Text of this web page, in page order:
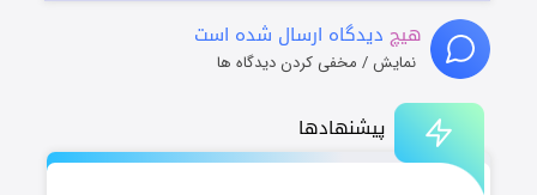
پیشنهادها
هیچ دیدگاه ارسال شده است
نمایش / مخفی کردن دیدگاه ها